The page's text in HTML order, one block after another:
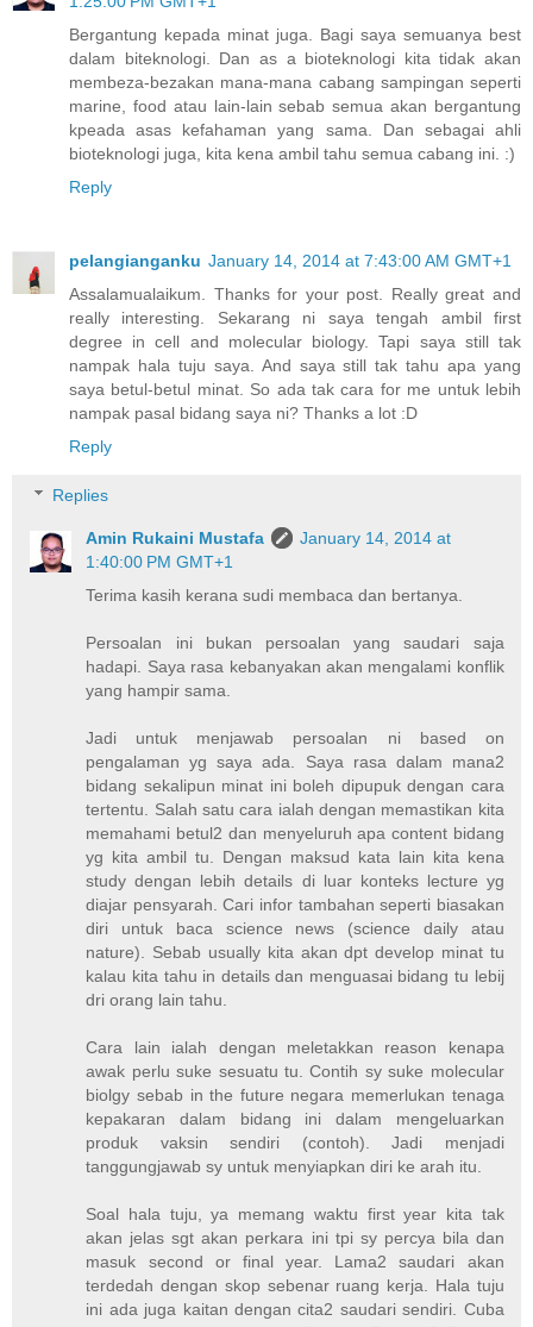
Bergantung kepada minat juga. Bagi saya semuanya best
dalam biteknologi. Dan as a bioteknologi kita tidak akan
membeza-bezakan mana-mana cabang sampingan seperti
marine, food atau lain-lain sebab semua akan bergantung
kpeada asas kefahaman yang sama. Dan sebagai ahli
bioteknologi juga, kita kena ambil tahu semua cabang ini. :)
Reply
pelangianganku January 14, 2014 at 7:43:00 AM GMT+1
Assalamualaikum. Thanks for your post. Really great and
really interesting. Sekarang ni saya tengah ambil first
degree in cell and molecular biology. Tapi saya still tak
nampak hala tuju saya. And saya still tak tahu apa yang
saya betul-betul minat. So ada tak cara for me untuk lebih
nampak pasal bidang saya ni? Thanks a lot :D
Reply
Replies
Amin Rukaini Mustafa
January 14, 2014 at
1:40:00 PM GMT+1
Terima kasih kerana sudi membaca dan bertanya.
Persoalan ini bukan persoalan yang saudari saja
hadapi. Saya rasa kebanyakan akan mengalami konflik
yang hampir sama.
Jadi untuk menjawab persoalan ni based on
pengalaman yg saya ada. Saya rasa dalam mana2
bidang sekalipun minat ini boleh dipupuk dengan cara
tertentu. Salah satu cara ialah dengan memastikan kita
memahami betul2 dan menyeluruh apa content bidang
yg kita ambil tu. Dengan maksud kata lain kita kena
study dengan lebih details di luar konteks lecture yg
diajar pensyarah. Cari infor tambahan seperti biasakan
diri untuk baca science news (science daily atau
nature). Sebab usually kita akan dpt develop minat tu
kalau kita tahu in details dan menguasai bidang tu lebij
dri orang lain tahu.
Cara lain ialah dengan meletakkan reason kenapa
awak perlu suke sesuatu tu. Contih sy suke molecular
biolgy sebab in the future negara memerlukan tenaga
kepakaran dalam bidang ini dalam mengeluarkan
produk vaksin sendiri (contoh). Jadi menjadi
tanggungjawab sy untuk menyiapkan diri ke arah itu.
Soal hala tuju, ya memang waktu first year kita tak
akan jelas sgt akan perkara ini tpi sy percya bila dan
masuk second or final year. Lama2 saudari akan
terdedah dengan skop sebenar ruang kerja. Hala tuju
ini ada juga kaitan dengan cita2 saudari sendiri. Cuba